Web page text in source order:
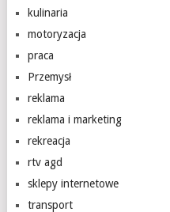
kulinaria
motoryzacja
praca
Przemysł
reklama
reklama i marketing
rekreacja
rtv agd
sklepy internetowe
transport